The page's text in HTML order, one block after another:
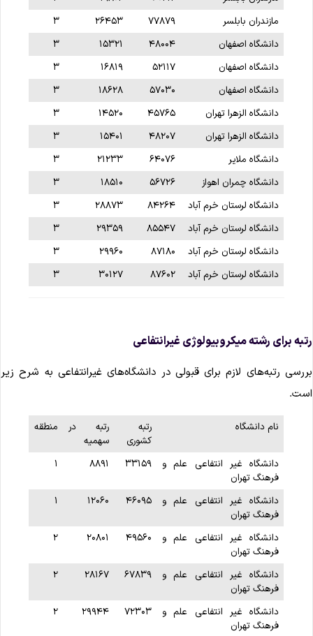
مازندران بابلسر
۷۷۸۷۹ ۲۶۴۵۳
۳
دانشگاه اصفهان
۴۸۰۰۴ ۱۵۳۲۱
۳
دانشگاه اصفهان
۵۲۱۱۷ ۱۶۸۱۹
۳
دانشگاه اصفهان
۵۷۰۳۰ ۱۸۶۲۸
۳
دانشگاه الزهرا تهران
۴۵۷۶۵ ۱۴۵۲۰
۳
دانشگاه الزهرا تهران
۴۸۲۰۷ ۱۵۴۰۱
۳
دانشگاه ملایر
۶۴۰۷۶ ۲۱۲۳۳
۳
دانشگاه چمران اهواز
۵۶۷۲۶ ۱۸۵۱۰
۳
دانشگاه لرستان خرم آباد
۸۴۲۶۴ ۲۸۸۷۳
۳
دانشگاه لرستان خرم آباد
۸۵۵۴۷ ۲۹۳۵۹
۳
دانشگاه لرستان خرم آباد
۸۷۱۸۰ ۲۹۹۶۰
۳
دانشگاه لرستان خرم آباد
۸۷۶۰۲ ۳۰۱۲۷ ۳
برای رشته میکروبیولوژی غیرانتفاعی
رتبه‌های لازم برای قبولی در دانشگاه‌های غیرانتفاعی به شرح زیر
نام دانشگاه
رتبه
کشوری
رتبه در
سهمیه
منطقه
دانشگاه غیر انتفاعی علم و
فرهنگ تهران
۳۳۱۵۹ ۸۸۹۱
دانشگاه غیر انتفاعی علم و
فرهنگ تهران
۴۶۰۹۵ ۱۲۰۶۰
دانشگاه غیر انتفاعی علم و
فرهنگ تهران
۴۹۵۶۰ ۲۰۸۰۱ ۲
دانشگاه غیر انتفاعی علم و
فرهنگ تهران
۶۷۸۳۹ ۲۸۱۶۷ ۲
دانشگاه غیر انتفاعی علم و
فرهنگ تهران
۷۲۳۰۳ ۲۹۹۴۴ ۲